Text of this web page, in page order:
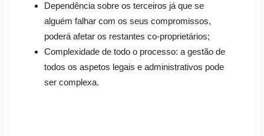
Dependência sobre os terceiros já que se
alguém falhar com os seus compromissos,
poderá afetar os restantes co-proprietários;
Complexidade de todo o processo: a gestão de
todos os aspetos legais e administrativos pode
ser complexa.